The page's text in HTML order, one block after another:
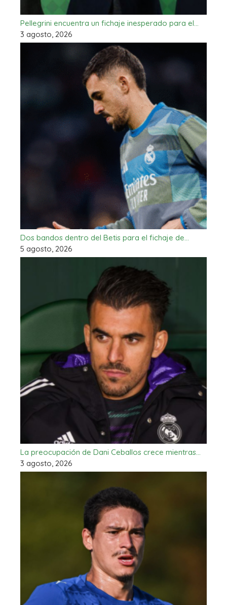
Pellegrini encuentra un fichaje inesperado para el…
3 agosto, 2026
Dos bandos dentro del Betis para el fichaje de…
5 agosto, 2026
La preocupación de Dani Ceballos crece mientras…
3 agosto, 2026